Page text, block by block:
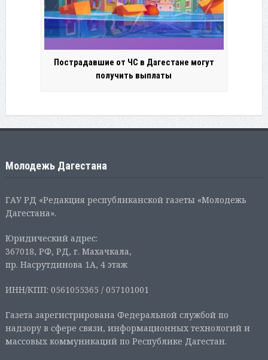
Пострадавшие от ЧС в Дагестане могут
получить выплаты
Молодежь Дагестана
ГАУ РД «Редакция республиканской газеты «Молодежь
Дагестана».
Юридический адрес:
367018, РФ, РД, г. Махачкала,
пр. Насрутдинова 1А, 4 этаж
ИНН/КПП: 0561055365 / 057101001
Газета зарегистрирована Федеральной службой по
надзору в сфере связи, информационных технологий и
массовых коммуникаций по Республике Дагестан.